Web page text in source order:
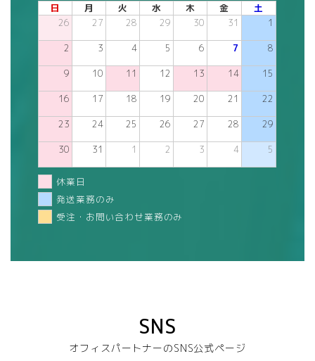
日 月 火 水 木 金 土
26 27 28 29 30 31 1
2 3 4 5 6 7 8
9 10 11 12 13 14 15
16 17 18 19 20 21 22
23 24 25 26 27 28 29
30 31 1 2 3 4 5
休業日
発送業務のみ
受注・お問い合わせ業務のみ
SNS
オフィスパートナーのSNS公式ページ